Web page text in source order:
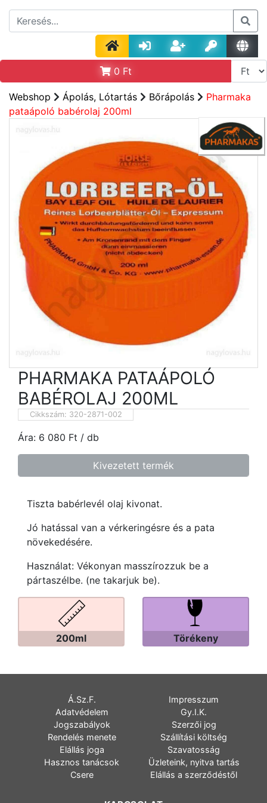
0 Ft
Webshop Ápolás, Lótartás Bőrápolás
Pharmaka
pataápoló babérolaj 200ml
PHARMAKA PATAÁPOLÓ
BABÉROLAJ 200ML
Cikkszám: 320-2871-002
Ára: 6 080 Ft / db
Kivezetett termék
Tiszta babérlevél olaj kivonat.
Jó hatással van a vérkeringésre és a pata
növekedésére.
Használat: Vékonyan masszírozzuk be a
pártaszélbe. (ne takarjuk be).
200ml Törékeny
Á.Sz.F.
Impresszum
Adatvédelem
Gy.I.K.
Jogszabályok
Szerzői jog
Rendelés menete
Szállítási költség
Elállás joga
Szavatosság
Hasznos tanácsok
Üzleteink, nyitva tartás
Csere
Elállás a szerződéstől